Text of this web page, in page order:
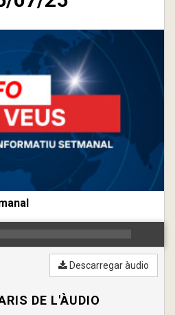
Descarregar àudio
DE L'ÀUDIO